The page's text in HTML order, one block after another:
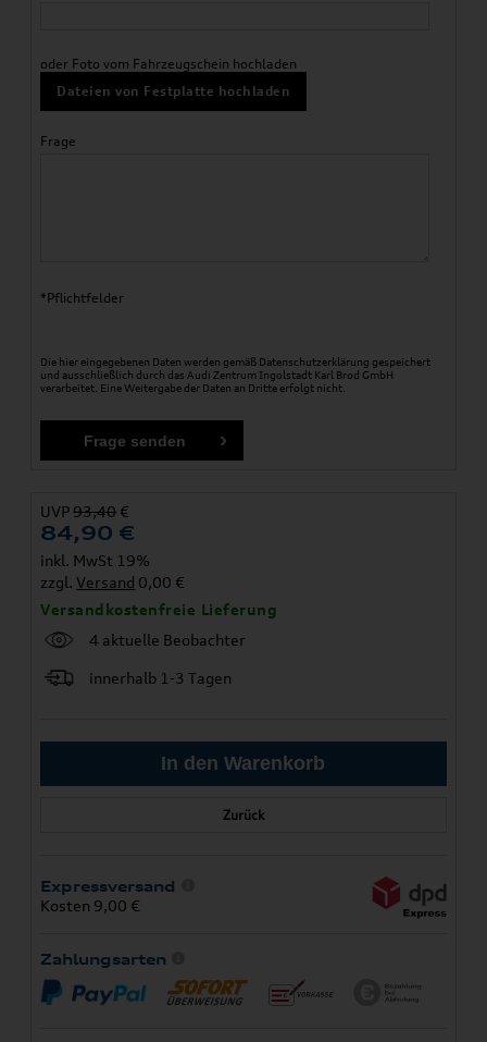
oder Foto vom Fahrzeugschein hochladen
Dateien von Festplatte hochladen
Frage
*Pflichtfelder
Die hier eingegebenen Daten werden gemäß Datenschutzerklärung gespeichert
und ausschließlich durch das Audi Zentrum Ingolstadt Karl Brod GmbH
verarbeitet. Eine Weitergabe der Daten an Dritte erfolgt nicht.
UVP93,40 €
84,90 €
inkl. MwSt 19%
zzgl.Versand 0,00 €
Versandkostenfreie Lieferung
4 aktuelle Beobachter
innerhalb 1-3 Tagen
Zurück
Expressversand
Kosten 9,00 €
Zahlungsarten